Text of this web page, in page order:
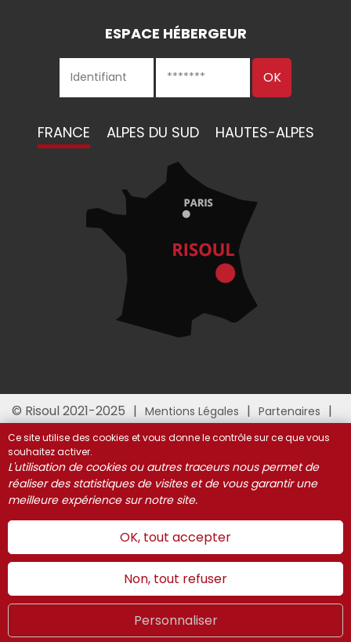
LIVE FR
ESPACE HÉBERGEUR
FRANCE ALPES DU SUD HAUTES-ALPES
© Risoul 2021-2025 Mentions Légales
Partenaires
Gestion des cookies
Ce site utilise des cookies et vous donne le contrôle sur ce que vous
souhaitez activer.
L'utilisation de cookies ou autres traceurs nous permet de
réaliser des statistiques de visites et de vous garantir une
meilleure expérience sur notre site.
OK, tout accepter
Non, tout refuser
Personnaliser